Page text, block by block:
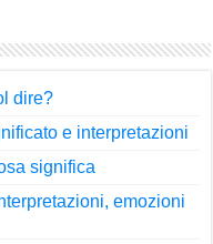
dire?
e interpretazioni
significa
emozioni